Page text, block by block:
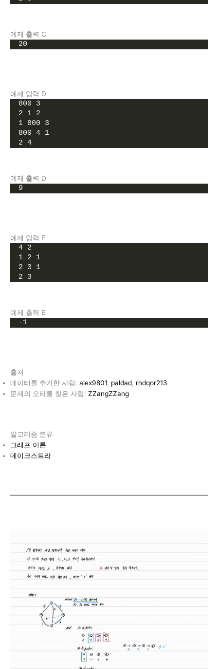
예제 출력 C
20
예제 입력 D
800 3
2 1 2
1 800 3
800 4 1
2 4
예제 출력 D
9
예제 입력 E
4 2
1 2 1
2 3 1
2 3
예제 출력 E
-1
출처
데이터를 추가한 사람:alex9801, paldad, rhdqor213
문제의 오타를 찾은 사람:ZZangZZang
알고리즘 분류
그래프 이론
데이크스트라